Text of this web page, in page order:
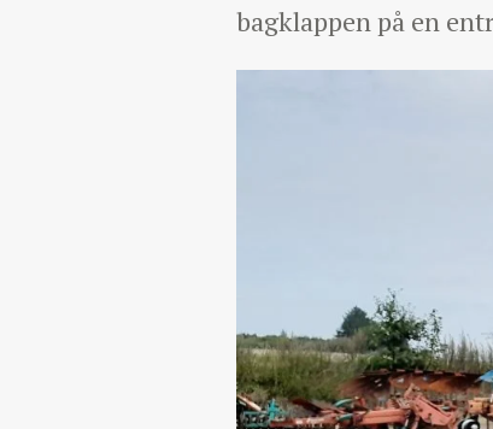
bagklappen på en